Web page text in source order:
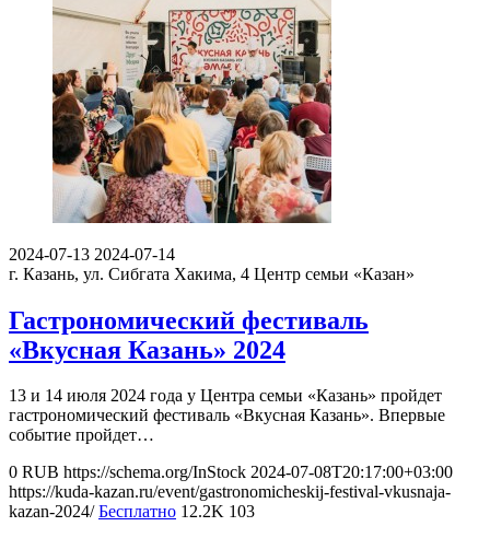
2024-07-13 2024-07-14
г. Казань, ул. Сибгата Хакима, 4 Центр семьи «Казан»
Гастрономический фестиваль
«Вкусная Казань» 2024
13 и 14 июля 2024 года у Центра семьи «Казань» пройдет
гастрономический фестиваль «Вкусная Казань». Впервые
событие пройдет…
0 RUB https://schema.org/InStock 2024-07-08T20:17:00+03:00
https://kuda-kazan.ru/event/gastronomicheskij-festival-vkusnaja-
kazan-2024/ Бесплатно 12.2K 103